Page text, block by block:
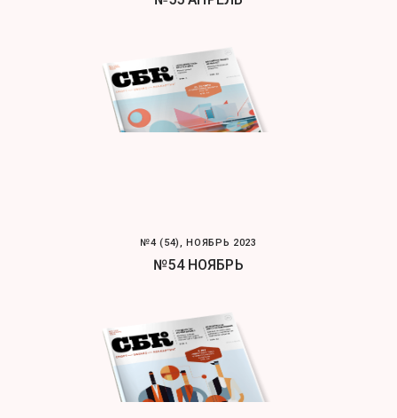
№4 (54), НОЯБРЬ 2023
№54 НОЯБРЬ